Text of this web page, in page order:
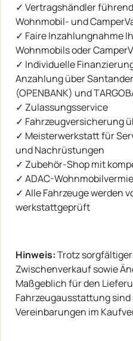
✓ Vertragshändler
Wohnmobil- und
✓ Faire Inzahlungnahme
Wohnmobils oder
✓ Individuelle
Anzahlung über
(OPENBANK) und
✓ Zulassungsservice
✓ Fahrzeugversicherung
✓ Meisterwerkstatt für
und Nachrüstungen
✓ Zubehör-Shop mit
✓ ADAC-
✓ Alle Fahrzeuge werden
werkstattgeprüft
Hinweis:Trotz
Zwischenverkauf sowie
Maßgeblich für den
Fahrzeugausstattung
Vereinbarungen im